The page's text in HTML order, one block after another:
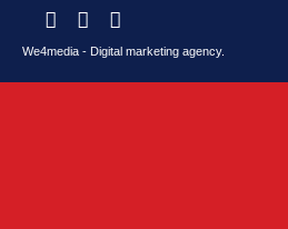
We4media - Digital marketing agency.